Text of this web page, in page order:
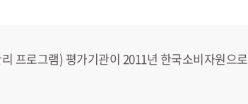
프로그램) 평가기관이 2011년 한국소비자원으로